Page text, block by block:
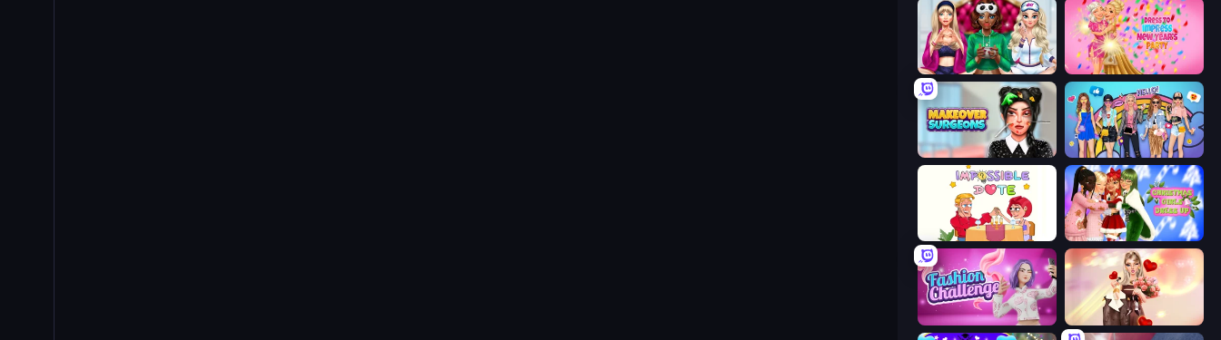
BFFs Luxury Loungewear Dress To Impress: New Year's Party
Makeover Surgeons
Impossible Date Christmas Girls Dress Up
Fashion Challenge: Catwalk Run GRWM Date Night